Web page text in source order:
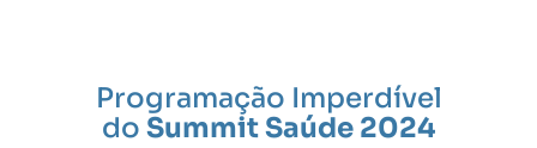
Programação Imperdível
do Summit Saúde 2024